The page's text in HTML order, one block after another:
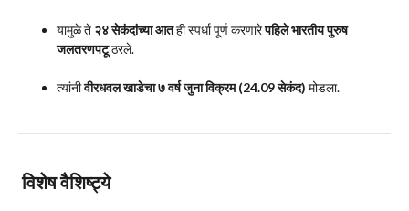
यामुळे ते २४ सेकंदांच्या आतही स्पर्धा पूर्ण करणारेपहिले भारतीय पुरुष
जलतरणपटूठरले.
त्यांनीवीरधवल खाडेचा ७ वर्ष जुना विक्रम (24.09 सेकंद) मोडला.
विशेष वैशिष्ट्ये